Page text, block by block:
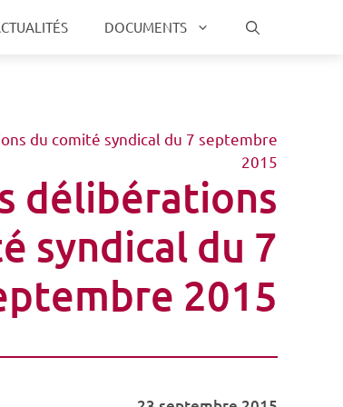
DOCUMENTS
du comité syndical du 7 septembre
2015
délibérations
syndical du 7
2015